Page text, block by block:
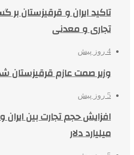
تاکید ایران و قرقیزستان
تجاری و معدنی
4 روز پیش
وزیر صمت عازم قرقیزستان
5 روز پیش
میلیارد دلار